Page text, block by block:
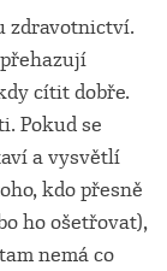
zdravotnictví.
cítit dobře.
Pokud se
a vysvětlí
kdo přesně
ho ošetřovat),
nemá co